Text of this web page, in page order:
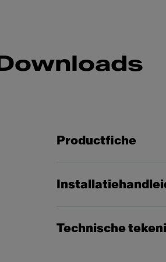
Downloads
Productfiche
Technische